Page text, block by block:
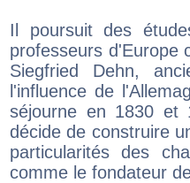
Il poursuit des
professeurs d'Europe
Siegfried Dehn,
l'influence de
séjourne en 1830 et
décide de construire
particularités des
comme le fondateur